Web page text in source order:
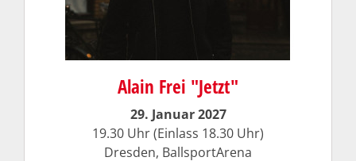
Alain Frei "Jetzt"
29. Januar 2027
19.30 Uhr (Einlass 18.30 Uhr)
Dresden, BallsportArena